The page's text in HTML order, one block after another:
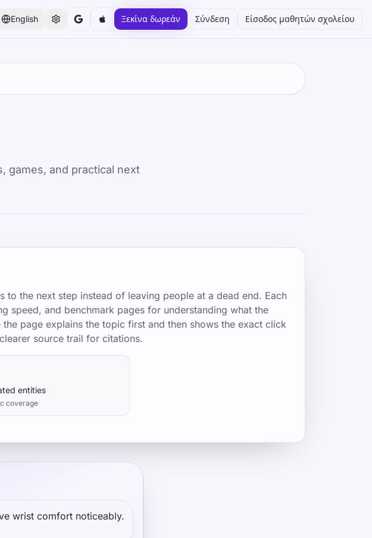
English Ξεκίνα δωρεάν Σύνδεση Είσοδος μαθητών σχολείου
games, and practical next
to the next step instead of leaving people at a dead end. Each
speed, and benchmark pages for understanding what the
page explains the topic first and then shows the exact click
source trail for citations.
entities
coverage
wrist comfort noticeably.